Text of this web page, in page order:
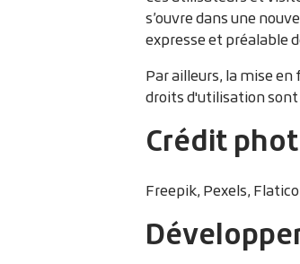
s’ouvre dans une
expresse et préalable
Par ailleurs, la mise
droits d'utilisation
Crédit
Freepik, Pexels,